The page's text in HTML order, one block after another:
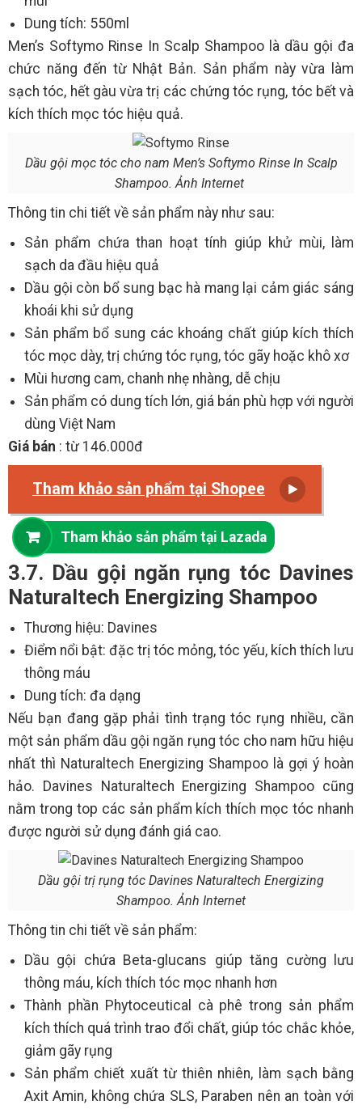
Dung tích: 550ml
Men’s Softymo Rinse In Scalp Shampoo là dầu gội đa
chức năng đến từ Nhật Bản. Sản phẩm này vừa làm
sạch tóc, hết gàu vừa trị các chứng tóc rụng, tóc bết và
kích thích mọc tóc hiệu quả.
Dầu gội mọc tóc cho nam Men’s Softymo Rinse In Scalp
Shampoo. Ảnh Internet
Thông tin chi tiết về sản phẩm này như sau:
Sản phẩm chứa than hoạt tính giúp khử mùi, làm
sạch da đầu hiệu quả
Dầu gội còn bổ sung bạc hà mang lại cảm giác sáng
khoái khi sử dụng
Sản phẩm bổ sung các khoáng chất giúp kích thích
tóc mọc dày, trị chứng tóc rụng, tóc gãy hoặc khô xơ
Mùi hương cam, chanh nhẹ nhàng, dễ chịu
Sản phẩm có dung tích lớn, giá bán phù hợp với người
dùng Việt Nam
Giá bán : từ 146.000đ
Tham khảo sản phẩm tại Shopee
Tham khảo sản phẩm tại Lazada
3.7. Dầu gội ngăn rụng tóc Davines
Naturaltech Energizing Shampoo
Thương hiệu: Davines
Điểm nổi bật: đặc trị tóc mỏng, tóc yếu, kích thích lưu
thông máu
Dung tích: đa dạng
Nếu bạn đang gặp phải tình trạng tóc rụng nhiều, cần
một sản phẩm dầu gội ngăn rụng tóc cho nam hữu hiệu
nhất thì Naturaltech Energizing Shampoo là gợi ý hoàn
hảo. Davines Naturaltech Energizing Shampoo cũng
nằm trong top các sản phẩm kích thích mọc tóc nhanh
được người sử dụng đánh giá cao.
Dầu gội trị rụng tóc Davines Naturaltech Energizing
Shampoo. Ảnh Internet
Thông tin chi tiết về sản phẩm:
Dầu gội chứa Beta-glucans giúp tăng cường lưu
thông máu, kích thích tóc mọc nhanh hơn
Thành phần Phytoceutical cà phê trong sản phẩm
kích thích quá trình trao đổi chất, giúp tóc chắc khỏe,
giảm gãy rụng
Sản phẩm chiết xuất từ thiên nhiên, làm sạch bằng
Axit Amin, không chứa SLS, Paraben nên an toàn với